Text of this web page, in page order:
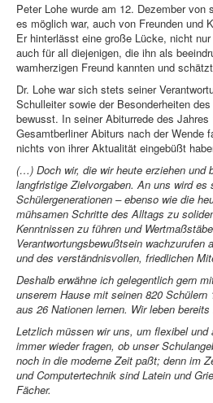
Peter Lohe wurde am 12. Dezember von
es möglich war, auch von Freunden und
Er hinterlässt eine große Lücke, nicht
auch für all diejenigen, die ihn als
wamherzigen Freund kannten und
Dr. Lohe war sich stets seiner
Schulleiter sowie der Besonderheiten
bewusst. In seiner Abiturrede des
Gesamtberliner Abiturs nach der Wende
nichts von ihrer Aktualität eingebüßt
(…) Doch wir, die wir heute erziehen und
langfristige Zielvorgaben. An uns wird es
Schülergenerationen – ebenso wie die
mühsamen Schritte des Alltags zu
Kenntnissen zu führen und
Verantwortungsbewußtsein wachzurufen
und des verständnisvollen, friedlichen
Deshalb erwähne ich gelegentlich gern
unserem Hause mit seinen 820 Schülern
aus 26 Nationen lernen. Wir leben
Letzlich müssen wir uns, um flexibel und
immer wieder fragen, ob unser
noch in die moderne Zeit paßt; denn im
und Computertechnik sind Latein und
Fächer.